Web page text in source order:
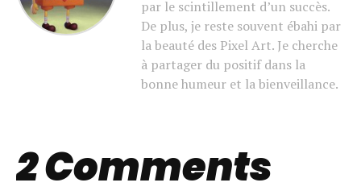
par le scintillement d’un succès.
De plus, je reste souvent ébahi par
la beauté des Pixel Art. Je cherche
à partager du positif dans la
bonne humeur et la bienveillance.
2 Comments